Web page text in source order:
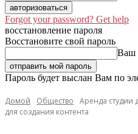
Forgot your password? Get help
восстановление пароля
Восстановите свой пароль
Ваш
Пароль будет выслан Вам по
Домой Общество
Аренда студии
для создания контента